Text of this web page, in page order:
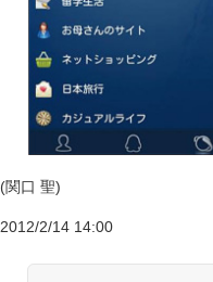
(関口 聖)
2012/2/14 14:00